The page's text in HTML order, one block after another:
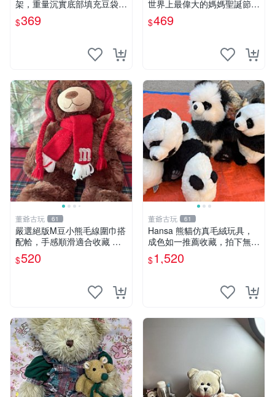
架，重量沉實底部填充豆袋，
手機遙控器最佳架設選擇推薦
直播遙控器支架 毛絨玩具 支
$369
世界上最偉大的媽媽聖誕節推
薦禮物 五角星 兒童玩具 母親
節
$469
董爺古玩 61
嚴選絕版M豆小熊毛線圍巾搭
配帢，手感順滑適合收藏 絕
版M豆小熊、圍巾、毛線帢
經典好搭
$520
董爺古玩 61
Hansa 熊貓仿真毛絨玩具，
成色如一推薦收藏，拍下無疑
心 熊貓 毛絨玩具 收藏
$1,520